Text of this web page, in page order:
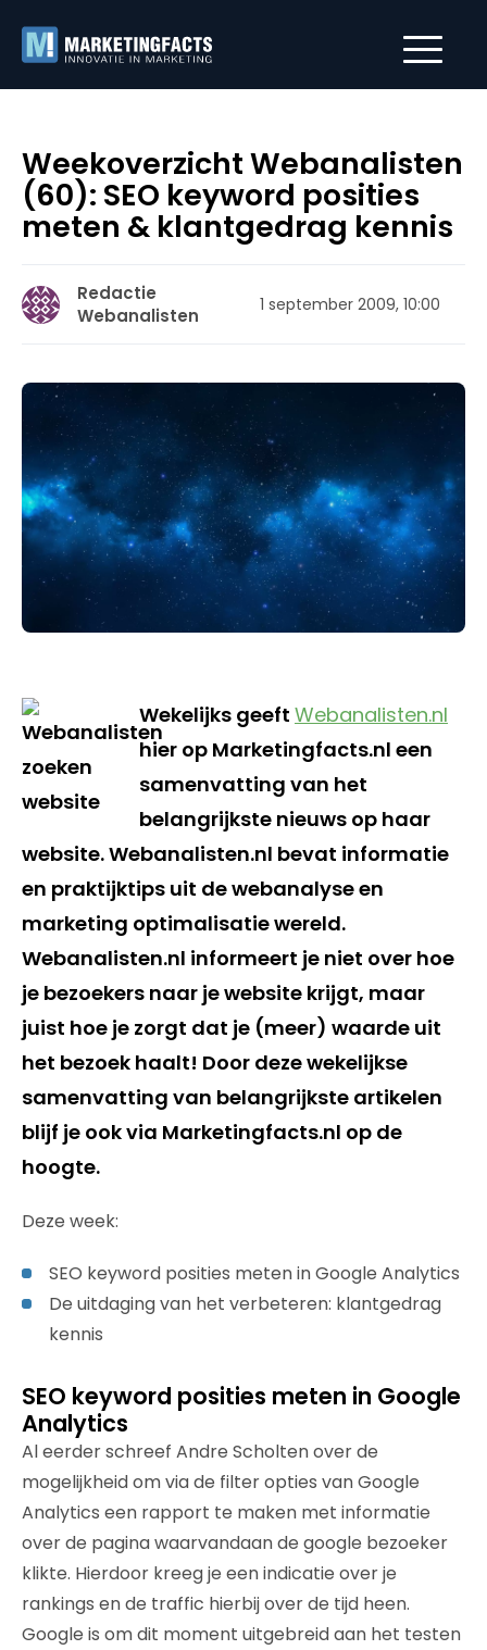
Weekoverzicht Webanalisten
(60): SEO keyword posities
meten & klantgedrag kennis
Redactie
Webanalisten
1 september 2009, 10:00
Wekelijks geeft Webanalisten.nl
hier op Marketingfacts.nl een
samenvatting van het
belangrijkste nieuws op haar
website. Webanalisten.nl bevat informatie
en praktijktips uit de webanalyse en
marketing optimalisatie wereld.
Webanalisten.nl informeert je niet over hoe
je bezoekers naar je website krijgt, maar
juist hoe je zorgt dat je (meer) waarde uit
het bezoek haalt! Door deze wekelijkse
samenvatting van belangrijkste artikelen
blijf je ook via Marketingfacts.nl op de
hoogte.
Deze week:
SEO keyword posities meten in Google Analytics
De uitdaging van het verbeteren: klantgedrag
kennis
SEO keyword posities meten in Google
Analytics
Al eerder schreef Andre Scholten over de
mogelijkheid om via de filter opties van Google
Analytics een rapport te maken met informatie
over de pagina waarvandaan de google bezoeker
klikte. Hierdoor kreeg je een indicatie over je
rankings en de traffic hierbij over de tijd heen.
Google is om dit moment uitgebreid aan het testen